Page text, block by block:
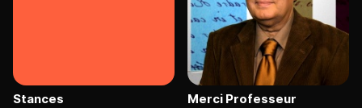
Stances Merci Professeur